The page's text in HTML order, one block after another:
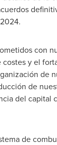
con
y el
de
de
del capital
de